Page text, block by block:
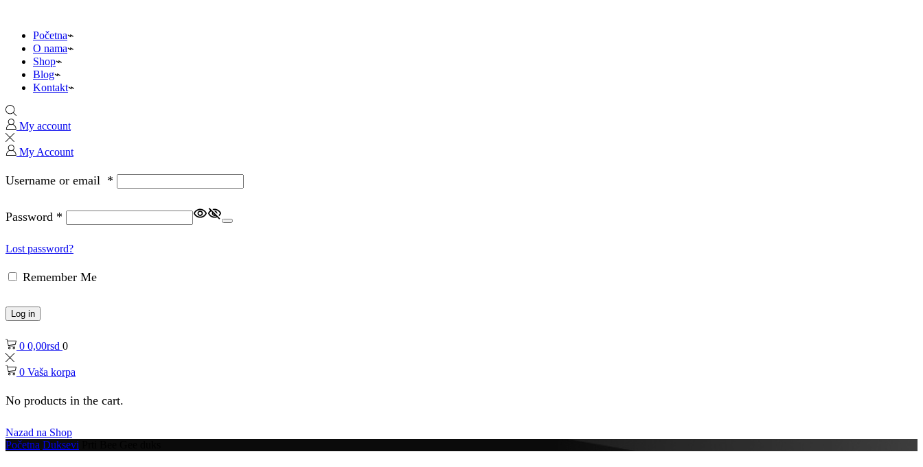
Početna
O nama
Shop
Blog
Kontakt
My account
My Account
Username or email *
Password *
Lost password?
Remember Me
Log in
0 0,00rsd 0
0 Vaša korpa
No products in the cart.
Nazad na Shop
Početna Duksevi